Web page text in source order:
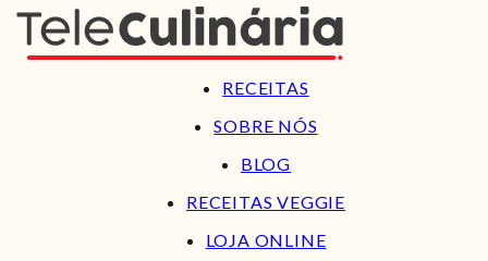
RECEITAS
SOBRE NÓS
BLOG
RECEITAS VEGGIE
LOJA ONLINE